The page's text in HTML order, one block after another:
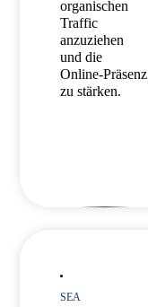
organischen
Traffic
anzuziehen
und die
Online-Präsenz
zu stärken.
SEA